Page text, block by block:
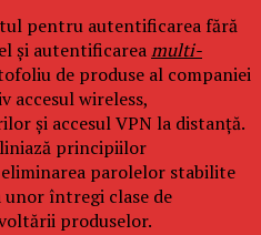
pentru autentificarea fără
și autentificareamulti-
de produse al companiei
accesul wireless,
și accesul VPN la distanță.
principiilor
parolelor stabilite
întregi clase de
produselor.